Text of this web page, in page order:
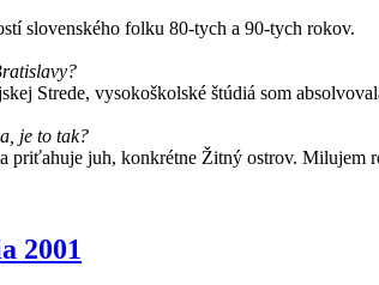
slovenského folku 80-tych a 90-tych rokov.
Strede, vysokoškolské štúdiá som
je to tak?
priťahuje juh, konkrétne Žitný ostrov.
2001